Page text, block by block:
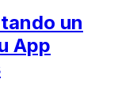
un
App